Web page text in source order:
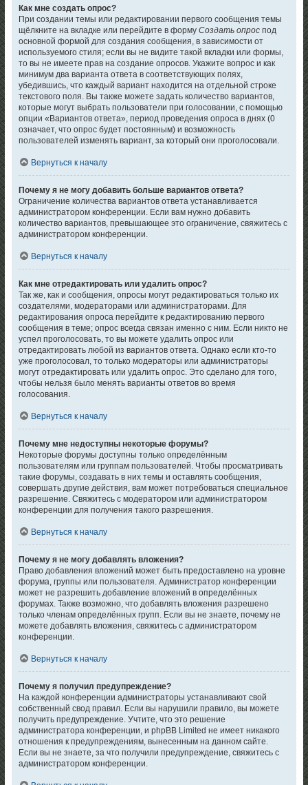
Как мне создать опрос?
При создании темы или редактировании первого сообщения темы
щёлкните на вкладке или перейдите в формуСоздать опрос под
основной формой для создания сообщения, в зависимости от
используемого стиля; если вы не видите такой вкладки или формы,
то вы не имеете прав на создание опросов. Укажите вопрос и как
минимум два варианта ответа в соответствующих полях,
убедившись, что каждый вариант находится на отдельной строке
текстового поля. Вы также можете задать количество вариантов,
которые могут выбрать пользователи при голосовании, с помощью
опции «Вариантов ответа», период проведения опроса в днях (0
означает, что опрос будет постоянным) и возможность
пользователей изменять вариант, за который они проголосовали.
Вернуться к началу
Почему я не могу добавить больше вариантов ответа?
Ограничение количества вариантов ответа устанавливается
администратором конференции. Если вам нужно добавить
количество вариантов, превышающее это ограничение, свяжитесь с
администратором конференции.
Вернуться к началу
Как мне отредактировать или удалить опрос?
Так же, как и сообщения, опросы могут редактироваться только их
создателями, модераторами или администраторами. Для
редактирования опроса перейдите к редактированию первого
сообщения в теме; опрос всегда связан именно с ним. Если никто не
успел проголосовать, то вы можете удалить опрос или
отредактировать любой из вариантов ответа. Однако если кто-то
уже проголосовал, то только модераторы или администраторы
могут отредактировать или удалить опрос. Это сделано для того,
чтобы нельзя было менять варианты ответов во время
голосования.
Вернуться к началу
Почему мне недоступны некоторые форумы?
Некоторые форумы доступны только определённым
пользователям или группам пользователей. Чтобы просматривать
такие форумы, создавать в них темы и оставлять сообщения,
совершать другие действия, вам может потребоваться специальное
разрешение. Свяжитесь с модератором или администратором
конференции для получения такого разрешения.
Вернуться к началу
Почему я не могу добавлять вложения?
Право добавления вложений может быть предоставлено на уровне
форума, группы или пользователя. Администратор конференции
может не разрешить добавление вложений в определённых
форумах. Также возможно, что добавлять вложения разрешено
только членам определённых групп. Если вы не знаете, почему не
можете добавлять вложения, свяжитесь с администратором
конференции.
Вернуться к началу
Почему я получил предупреждение?
На каждой конференции администраторы устанавливают свой
собственный свод правил. Если вы нарушили правило, вы можете
получить предупреждение. Учтите, что это решение
администратора конференции, и phpBB Limited не имеет никакого
отношения к предупреждениям, вынесенным на данном сайте.
Если вы не знаете, за что получили предупреждение, свяжитесь с
администратором конференции.